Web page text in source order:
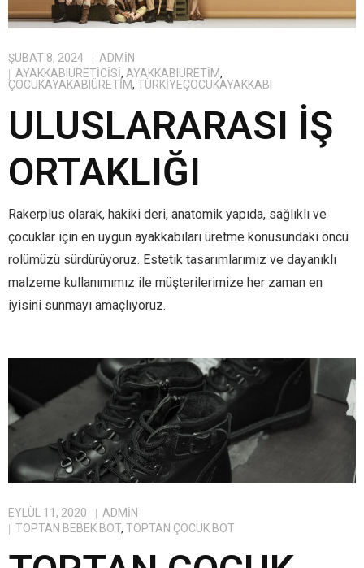
ŞUBAT 8, 2024
ADMIN
AYAKKABIÜRETICISI, AYAKKABIÜRETIM,
ÇOCUKAYAKABIÜRETIM, TÜRKIYEÇOCUKAYAKKABI
ULUSLARARASI İŞ
ORTAKLIĞI
Rakerplus olarak, hakiki deri, anatomik yapıda, sağlıklı ve
çocuklar için en uygun ayakkabıları üretme konusundaki öncü
rolümüzü sürdürüyoruz. Estetik tasarımlarımız ve dayanıklı
malzeme kullanımımız ile müşterilerimize her zaman en
iyisini sunmayı amaçlıyoruz.
EYLÜL 11, 2020
ADMIN
TOPTAN BEBEK BOT, TOPTAN ÇOCUK BOT